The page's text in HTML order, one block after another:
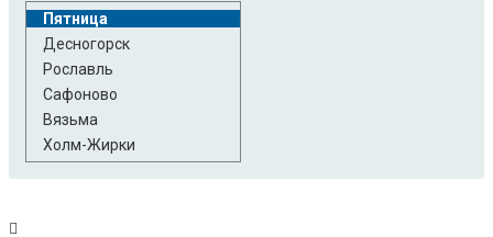
Пятница
Десногорск
Рославль
Сафоново
Вязьма
Холм-Жирки